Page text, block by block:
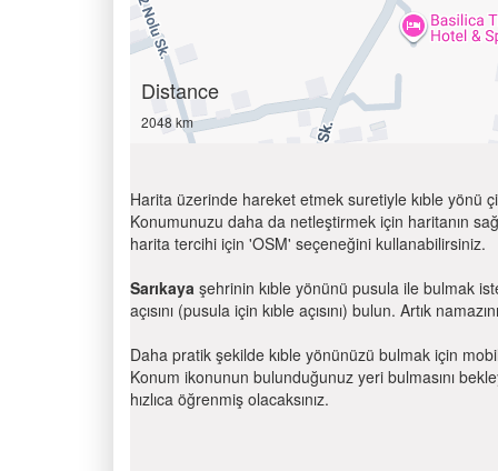
Distance
2048 km
Harita üzerinde hareket etmek suretiyle kıble yönü
Konumunuzu daha da netleştirmek için haritanın
harita tercihi için 'OSM' seçeneğini kullanabilirsiniz.
Sarıkaya şehrinin kıble yönünü pusula ile bulmak
açısını (pusula için kıble açısını) bulun. Artık
Daha pratik şekilde kıble yönünüzü bulmak için
Konum ikonunun bulunduğunuz yeri bulmasını
hızlıca öğrenmiş olacaksınız.